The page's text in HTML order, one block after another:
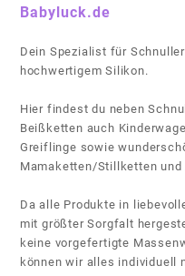
Babyluck.de
Dein Spezialist für
hochwertigem Silikon.
Hier findest du neben
Beißketten auch
Greiflinge sowie
Mamaketten/Stillketten und
Da alle Produkte in
mit größter Sorgfalt
keine vorgefertigte
können wir alles individuell